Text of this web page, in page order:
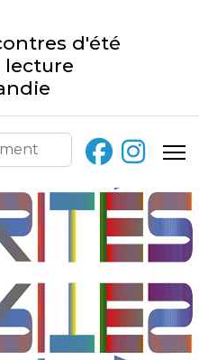
d'été
lecture